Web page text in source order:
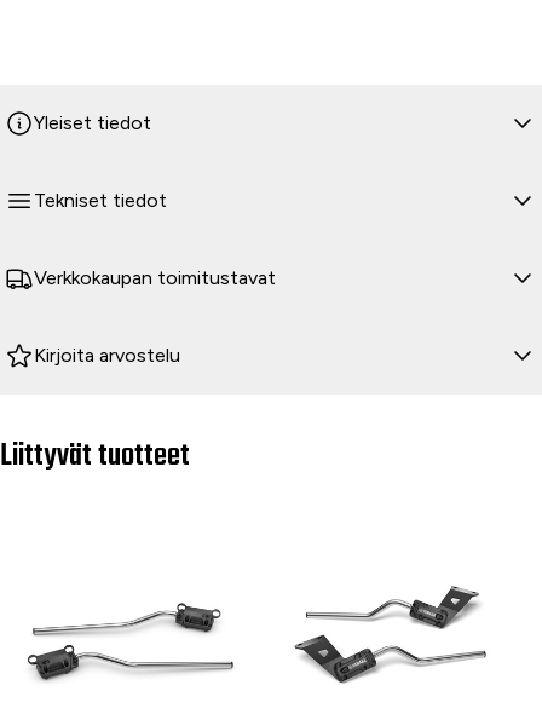
Yleiset tiedot
Tekniset tiedot
Verkkokaupan toimitustavat
Kirjoita arvostelu
Liittyvät tuotteet